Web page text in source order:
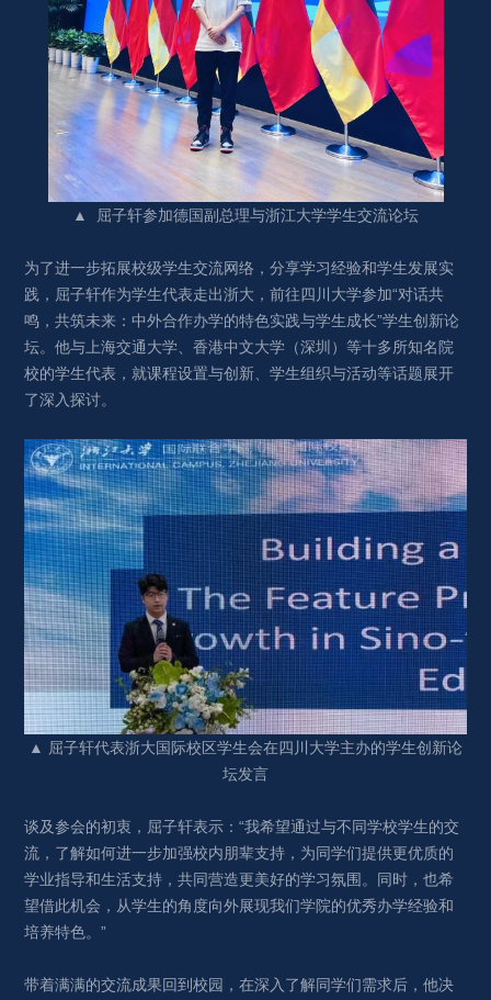
▲ 屈子轩参加德国副总理与浙江大学学生交流论坛
为了进一步拓展校级学生交流网络，分享学习经验和学生发展实
践，屈子轩作为学生代表走出浙大，前往四川大学参加“对话共
鸣，共筑未来：中外合作办学的特色实践与学生成长”学生创新论
坛。他与上海交通大学、香港中文大学（深圳）等十多所知名院
校的学生代表，就课程设置与创新、学生组织与活动等话题展开
了深入探讨。
▲ 屈子轩代表浙大国际校区学生会在四川大学主办的学生创新论
坛发言
谈及参会的初衷，屈子轩表示：“我希望通过与不同学校学生的交
流，了解如何进一步加强校内朋辈支持，为同学们提供更优质的
学业指导和生活支持，共同营造更美好的学习氛围。同时，也希
望借此机会，从学生的角度向外展现我们学院的优秀办学经验和
培养特色。”
带着满满的交流成果回到校园，在深入了解同学们需求后，他决